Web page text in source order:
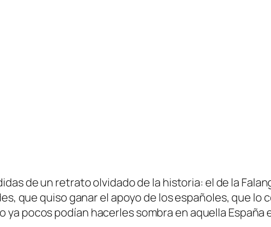
de un retrato olvidado de la historia: el de la
que quiso ganar el apoyo de los españoles, que lo
pocos podían hacerles sombra en aquella España